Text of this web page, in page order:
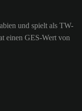
und spielt als TW-
einen GES-Wert von